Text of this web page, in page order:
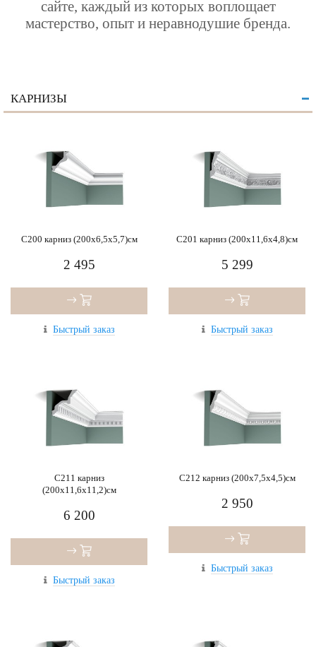
сайте, каждый из которых воплощает
мастерство, опыт и неравнодушие бренда.
КАРНИЗЫ
C200 карниз (200x6,5x5,7)см
2 495
Быстрый заказ
C201 карниз (200x11,6x4,8)см
5 299
Быстрый заказ
C211 карниз
(200x11,6x11,2)см
6 200
Быстрый заказ
C212 карниз (200x7,5x4,5)см
2 950
Быстрый заказ